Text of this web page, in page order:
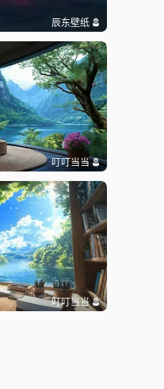
辰东壁纸
叮叮当当
叮叮当当